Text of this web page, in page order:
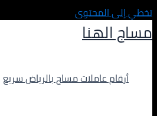
تخطي إلى المحتوى
مساج الهنا
أرقام عاملات مساج بالرياض سريع